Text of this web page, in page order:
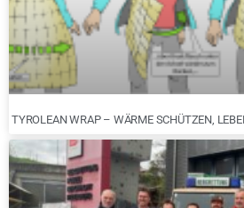
TYROLEAN WRAP – WÄRME SCHÜTZEN,